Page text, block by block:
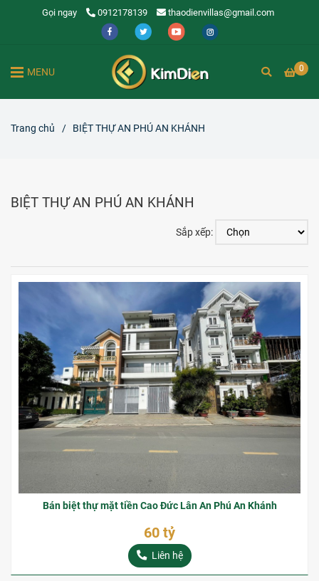
Gọi ngay 0912178139 thaodienvillas@gmail.com
0
MENU
Trang chủ / BIỆT THỰ AN PHÚ AN KHÁNH
BIỆT THỰ AN PHÚ AN KHÁNH
Sắp xếp:
Bán biệt thự mặt tiền Cao Đức Lân An Phú An Khánh
60 tỷ
Liên hệ